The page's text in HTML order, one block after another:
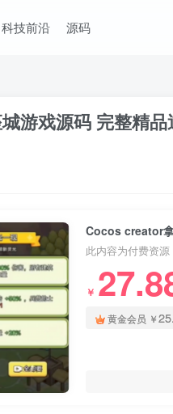
科技前沿 源码
游戏源码 完整精
Cocos creator
此内容为付费资
￥
黄金会员 ￥